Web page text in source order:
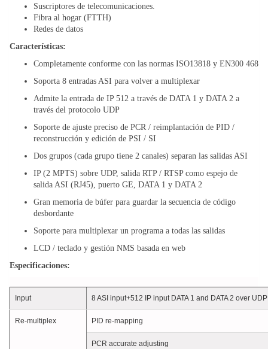
Suscriptores de telecomunicaciones.
Fibra al hogar (FTTH)
Redes de datos
Características:
Completamente conforme con las normas ISO13818 y EN300 468
Soporta 8 entradas ASI para volver a multiplexar
Admite la entrada de IP 512 a través de DATA 1 y DATA 2 a
través del protocolo UDP
Soporte de ajuste preciso de PCR / reimplantación de PID /
reconstrucción y edición de PSI / SI
Dos grupos (cada grupo tiene 2 canales) separan las salidas ASI
IP (2 MPTS) sobre UDP, salida RTP / RTSP como espejo de
salida ASI (RJ45), puerto GE, DATA 1 y DATA 2
Gran memoria de búfer para guardar la secuencia de código
desbordante
Soporte para multiplexar un programa a todas las salidas
LCD / teclado y gestión NMS basada en web
Especificaciones:
Input 8 ASI input+512 IP input DATA 1 and DATA 2 over
Re-multiplex PID re-mapping
PCR accurate adjusting